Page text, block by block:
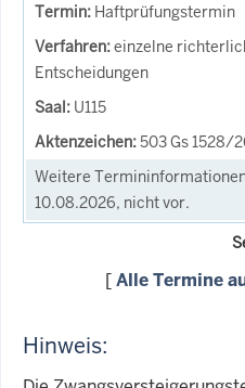
Haftprüfungstermin
einzelne
Entscheidungen
U115
503 Gs 1528/
Weitere
10.08.2026, nicht vor.
[Alle Termine
Hinweis: